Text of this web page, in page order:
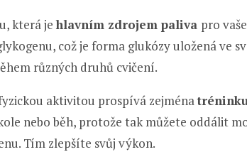
která je hlavním zdrojem paliva pro
což je forma glukózy uložená ve
různých druhů cvičení.
aktivitou prospívá zejména
nebo běh, protože tak můžete oddálit
Tím zlepšíte svůj výkon.